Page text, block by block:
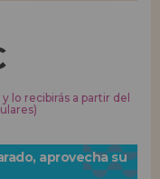
lo recibirás a partir del
aprovecha su